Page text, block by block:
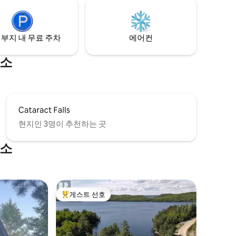
다.
TV → 조리도구 세트가 완비된 주방 → 이용
지 내 무료 주차 에어컨
Cataract Falls
현지인 3명이 추천하는 곳
상위 게스트 선호
게스트 선호